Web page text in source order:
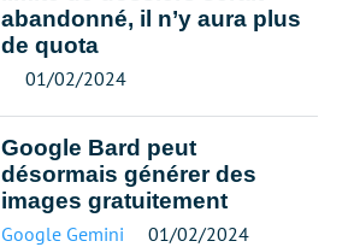
abandonné, il n’y aura plus
de quota
01/02/2024
Google Bard peut
désormais générer des
images gratuitement
Google Gemini 01/02/2024